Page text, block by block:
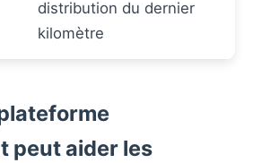
distribution du dernier
kilomètre
peut aider les